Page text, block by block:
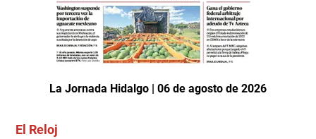
La Jornada Hidalgo | 06 de agosto de 2026
El Reloj